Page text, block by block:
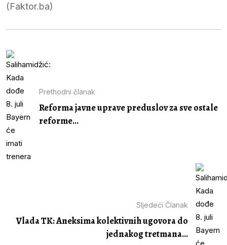
(Faktor.ba)
Prethodni članak
Reforma javne uprave preduslov za sve ostale
reforme...
Sljedeći Članak
Vlada TK: Aneksima kolektivnih ugovora do
jednakog tretmana...